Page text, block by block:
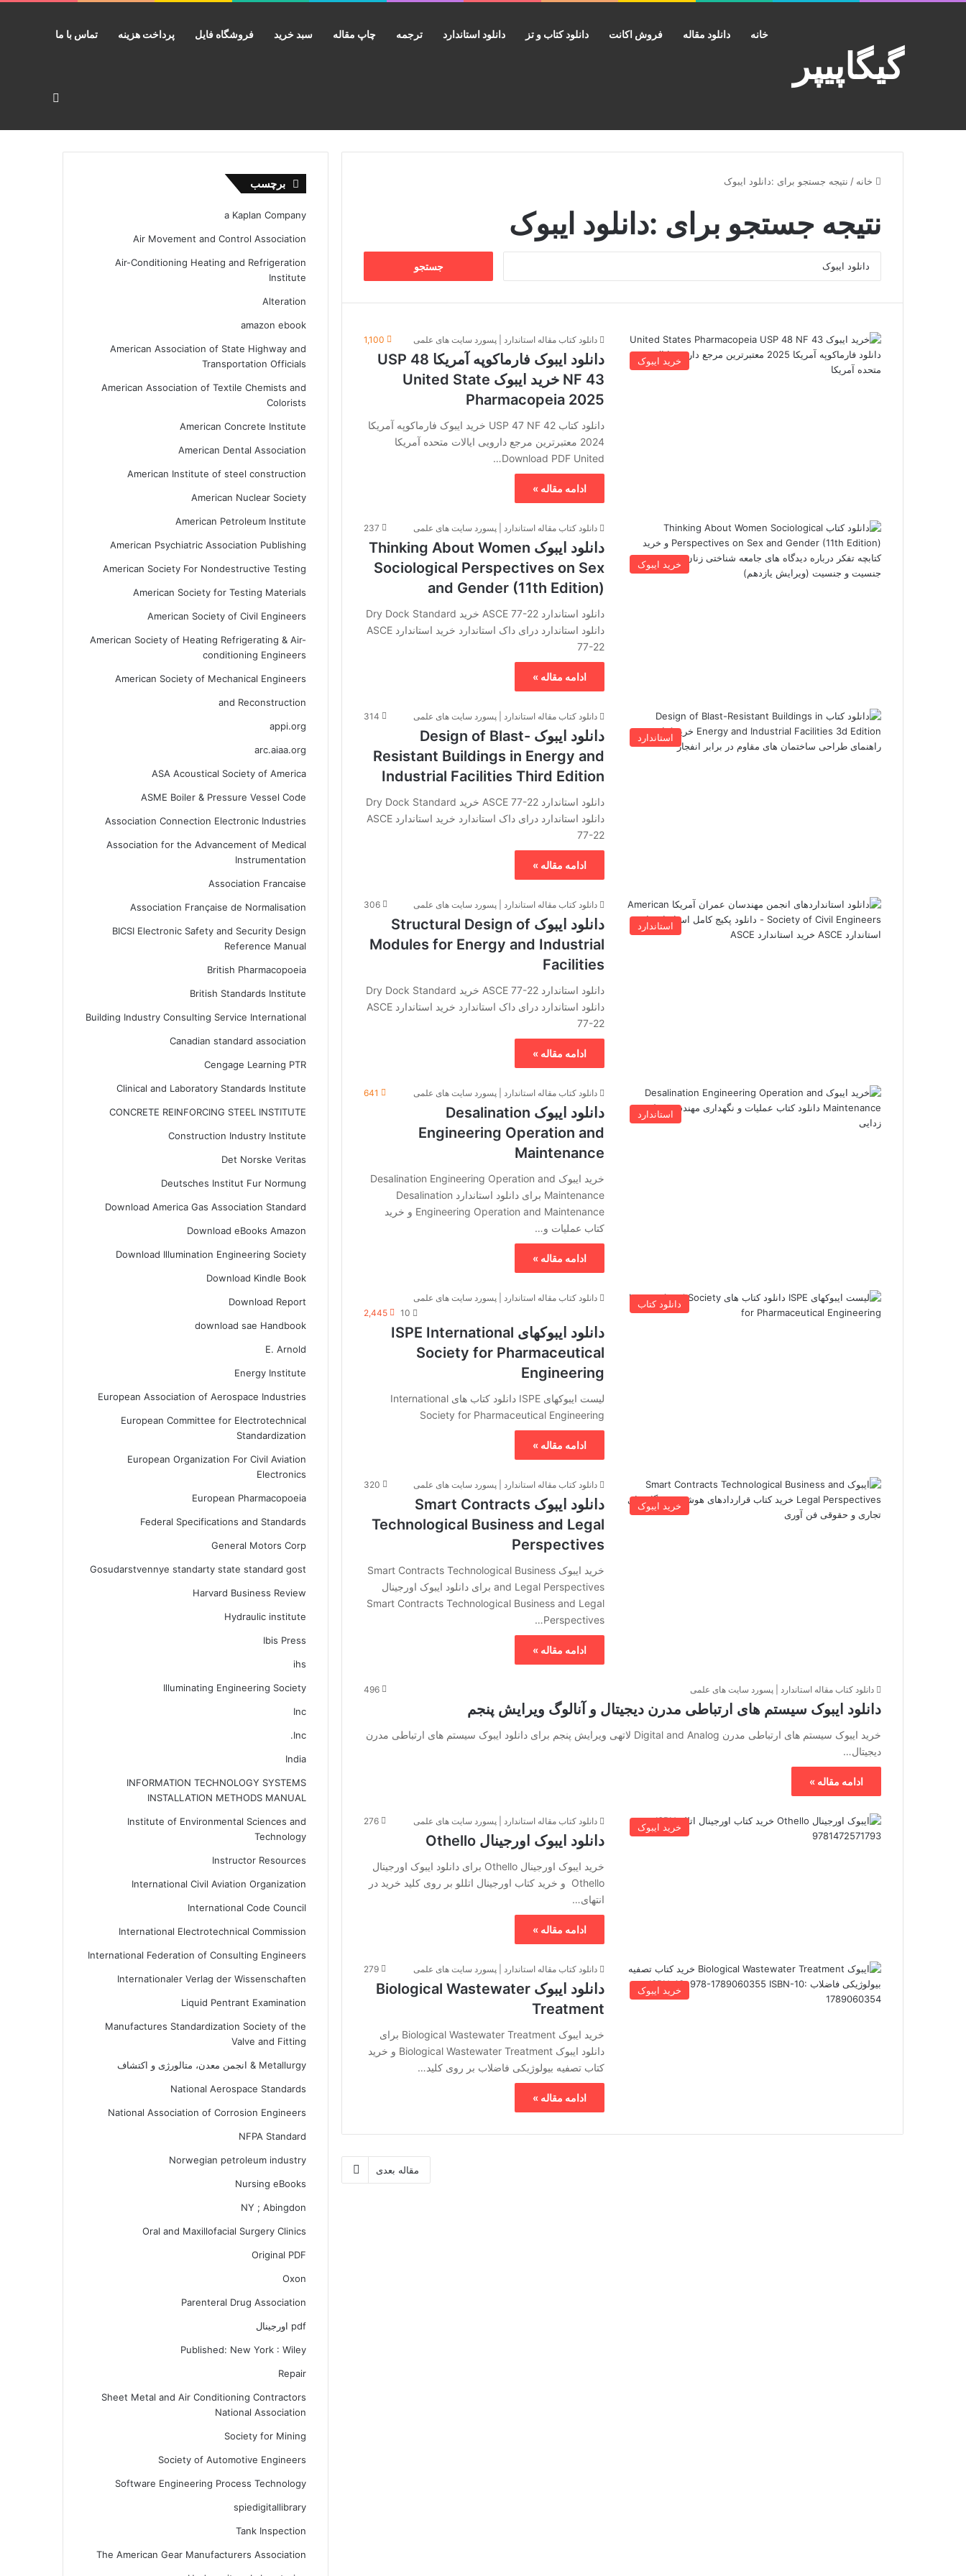
گیگاپیپر
خانه دانلود مقاله فروش اکانت دانلود کتاب و تز دانلود استاندارد ترجمه چاپ مقاله سبد خرید فروشگاه فایل پرداخت هزینه تماس با ما
خانه / نتیجه جستجو برای :دانلود ایبوک
نتیجه جستجو برای :دانلود ایبوک
خرید ایبوک
دانلود کتاب مقاله استاندارد | پسورد سایت های علمی 1,100
دانلود ایبوک فارماکوپه آمریکا USP 48
NF 43 خرید ایبوک United State
Pharmacopeia 2025
دانلود کتاب 42 USP 47 NF خرید ایبوک فارماکوپه آمریکا
2024 معتبرترین مرجع دارویی ایالات متحده آمریکا
Download PDF United…
ادامه مقاله »
خرید ایبوک
دانلود کتاب مقاله استاندارد | پسورد سایت های علمی 237
دانلود ایبوک Thinking About Women
Sociological Perspectives on Sex
and Gender (11th Edition)
دانلود استاندارد ASCE 77-22 خرید Dry Dock Standard
دانلود استاندارد درای داک استاندارد خرید استاندارد ASCE
77-22
ادامه مقاله »
استاندارد
دانلود کتاب مقاله استاندارد | پسورد سایت های علمی 314
دانلود ایبوک Design of Blast-
Resistant Buildings in Energy and
Industrial Facilities Third Edition
دانلود استاندارد ASCE 77-22 خرید Dry Dock Standard
دانلود استاندارد درای داک استاندارد خرید استاندارد ASCE
77-22
ادامه مقاله »
استاندارد
دانلود کتاب مقاله استاندارد | پسورد سایت های علمی 306
دانلود ایبوک Structural Design of
Modules for Energy and Industrial
Facilities
دانلود استاندارد ASCE 77-22 خرید Dry Dock Standard
دانلود استاندارد درای داک استاندارد خرید استاندارد ASCE
77-22
ادامه مقاله »
استاندارد
دانلود کتاب مقاله استاندارد | پسورد سایت های علمی 641
دانلود ایبوک Desalination
Engineering Operation and
Maintenance
خرید ایبوک Desalination Engineering Operation and
Maintenance برای دانلود استاندارد Desalination
Engineering Operation and Maintenance و خرید
کتاب عملیات و…
ادامه مقاله »
دانلود کتاب
دانلود کتاب مقاله استاندارد | پسورد سایت های علمی
10
2,445
دانلود ایبوکهای ISPE International
Society for Pharmaceutical
Engineering
لیست ایبوکهای ISPE دانلود کتاب های International
Society for Pharmaceutical Engineering
ادامه مقاله »
خرید ایبوک
دانلود کتاب مقاله استاندارد | پسورد سایت های علمی 320
دانلود ایبوک Smart Contracts
Technological Business and Legal
Perspectives
خرید ایبوک Smart Contracts Technological Business
and Legal Perspectives برای دانلود ایبوک اورجینال
Smart Contracts Technological Business and Legal
Perspectives…
ادامه مقاله »
دانلود کتاب مقاله استاندارد | پسورد سایت های علمی 496
دانلود ایبوک سیستم های ارتباطی مدرن دیجیتال و آنالوگ ویرایش پنجم
خرید ایبوک سیستم های ارتباطی مدرن Digital and Analog لاتهی ویرایش پنجم برای دانلود ایبوک سیستم های ارتباطی مدرن
دیجیتال…
ادامه مقاله »
خرید ایبوک
دانلود کتاب مقاله استاندارد | پسورد سایت های علمی 276
دانلود ایبوک اورجینال Othello
خرید ایبوک اورجینال Othello برای دانلود ایبوک اورجینال
Othello و خرید کتاب اورجینال اتللو بر روی کلید خرید در
انتهای…
ادامه مقاله »
خرید ایبوک
دانلود کتاب مقاله استاندارد | پسورد سایت های علمی 279
دانلود ایبوک Biological Wastewater
Treatment
خرید ایبوک Biological Wastewater Treatment برای
دانلود ایبوک Biological Wastewater Treatment و خرید
کتاب تصفیه بیولوژیکی فاضلاب بر روی کلید…
ادامه مقاله »
مقاله بعدی
برچسب
a Kaplan Company
Air Movement and Control Association
Air-Conditioning Heating and Refrigeration
Institute
Alteration
amazon ebook
American Association of State Highway and
Transportation Officials
American Association of Textile Chemists and
Colorists
American Concrete Institute
American Dental Association
American Institute of steel construction
American Nuclear Society
American Petroleum Institute
American Psychiatric Association Publishing
American Society For Nondestructive Testing
American Society for Testing Materials
American Society of Civil Engineers
American Society of Heating Refrigerating & Air-
conditioning Engineers
American Society of Mechanical Engineers
and Reconstruction
appi.org
arc.aiaa.org
ASA Acoustical Society of America
ASME Boiler & Pressure Vessel Code
Association Connection Electronic Industries
Association for the Advancement of Medical
Instrumentation
Association Francaise
Association Française de Normalisation
BICSI Electronic Safety and Security Design
Reference Manual
British Pharmacopoeia
British Standards Institute
Building Industry Consulting Service International
Canadian standard association
Cengage Learning PTR
Clinical and Laboratory Standards Institute
CONCRETE REINFORCING STEEL INSTITUTE
Construction Industry Institute
Det Norske Veritas
Deutsches Institut Fur Normung
Download America Gas Association Standard
Download eBooks Amazon
Download Illumination Engineering Society
Download Kindle Book
Download Report
download sae Handbook
E. Arnold
Energy Institute
European Association of Aerospace Industries
European Committee for Electrotechnical
Standardization
European Organization For Civil Aviation
Electronics
European Pharmacopoeia
Federal Specifications and Standards
General Motors Corp
Gosudarstvennye standarty state standard gost
Harvard Business Review
Hydraulic institute
Ibis Press
ihs
Illuminating Engineering Society
Inc
Inc.
India
INFORMATION TECHNOLOGY SYSTEMS
INSTALLATION METHODS MANUAL
Institute of Environmental Sciences and
Technology
Instructor Resources
International Civil Aviation Organization
International Code Council
International Electrotechnical Commission
International Federation of Consulting Engineers
Internationaler Verlag der Wissenschaften
Liquid Pentrant Examination
Manufactures Standardization Society of the
Valve and Fitting
Metallurgy & انجمن معدن، متالورژی و اکتشاف
National Aerospace Standards
National Association of Corrosion Engineers
NFPA Standard
Norwegian petroleum industry
Nursing eBooks
NY ; Abingdon
Oral and Maxillofacial Surgery Clinics
Original PDF
Oxon
Parenteral Drug Association
pdf اورجینال
Published: New York : Wiley
Repair
Sheet Metal and Air Conditioning Contractors
National Association
Society for Mining
Society of Automotive Engineers
Software Engineering Process Technology
spiedigitallibrary
Tank Inspection
The American Gear Manufacturers Association